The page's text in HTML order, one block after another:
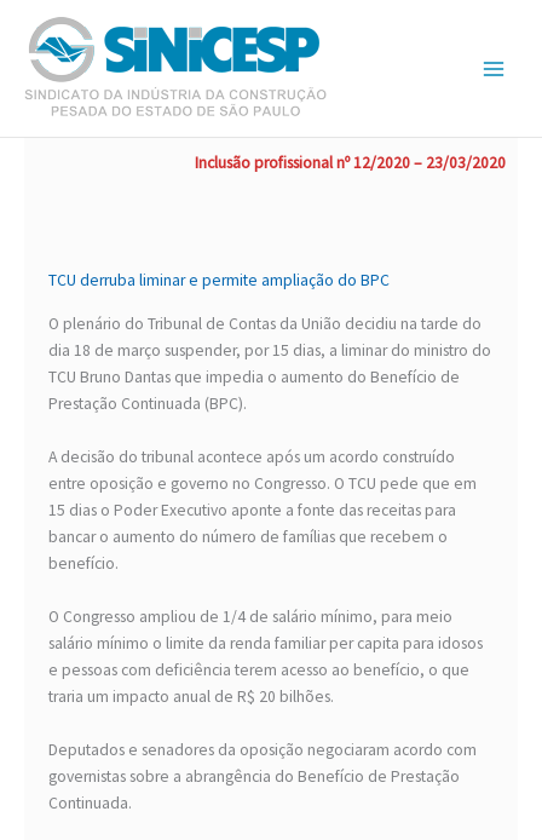
para
conteúdo
Inclusão profissional nº 12/2020 – 23/03/2020
TCU derruba liminar e permite ampliação do BPC
O plenário do Tribunal de Contas da União decidiu na tarde do
dia 18 de março suspender, por 15 dias, a liminar do ministro do
TCU Bruno Dantas que impedia o aumento do Benefício de
Prestação Continuada (BPC).
A decisão do tribunal acontece após um acordo construído
entre oposição e governo no Congresso. O TCU pede que em
15 dias o Poder Executivo aponte a fonte das receitas para
bancar o aumento do número de famílias que recebem o
benefício.
O Congresso ampliou de 1/4 de salário mínimo, para meio
salário mínimo o limite da renda familiar per capita para idosos
e pessoas com deficiência terem acesso ao benefício, o que
traria um impacto anual de R$ 20 bilhões.
Deputados e senadores da oposição negociaram acordo com
governistas sobre a abrangência do Benefício de Prestação
Continuada.